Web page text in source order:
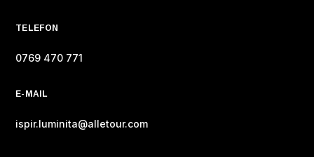
TELEFON
0769 470 771
E-MAIL
ispir.luminita@alletour.com